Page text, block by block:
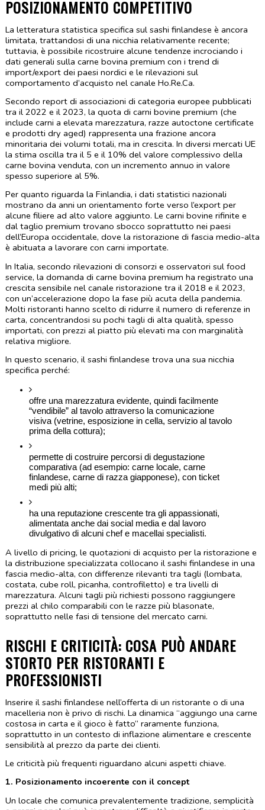
POSIZIONAMENTO COMPETITIVO
La letteratura statistica specifica sul sashi finlandese è ancora
limitata, trattandosi di una nicchia relativamente recente;
tuttavia, è possibile ricostruire alcune tendenze incrociando i
dati generali sulla carne bovina premium con i trend di
import/export dei paesi nordici e le rilevazioni sul
comportamento d’acquisto nel canale Ho.Re.Ca.
Secondo report di associazioni di categoria europee pubblicati
tra il 2022 e il 2023, la quota di carni bovine premium (che
include carni a elevata marezzatura, razze autoctone certificate
e prodotti dry aged) rappresenta una frazione ancora
minoritaria dei volumi totali, ma in crescita. In diversi mercati UE
la stima oscilla tra il 5 e il 10% del valore complessivo della
carne bovina venduta, con un incremento annuo in valore
spesso superiore al 5%.
Per quanto riguarda la Finlandia, i dati statistici nazionali
mostrano da anni un orientamento forte verso l’export per
alcune filiere ad alto valore aggiunto. Le carni bovine rifinite e
dal taglio premium trovano sbocco soprattutto nei paesi
dell’Europa occidentale, dove la ristorazione di fascia medio-alta
è abituata a lavorare con carni importate.
In Italia, secondo rilevazioni di consorzi e osservatori sul food
service, la domanda di carne bovina premium ha registrato una
crescita sensibile nel canale ristorazione tra il 2018 e il 2023,
con un’accelerazione dopo la fase più acuta della pandemia.
Molti ristoranti hanno scelto di ridurre il numero di referenze in
carta, concentrandosi su pochi tagli di alta qualità, spesso
importati, con prezzi al piatto più elevati ma con marginalità
relativa migliore.
In questo scenario, il sashi finlandese trova una sua nicchia
specifica perché:
offre una marezzatura evidente, quindi facilmente
“vendibile” al tavolo attraverso la comunicazione
visiva (vetrine, esposizione in cella, servizio al tavolo
prima della cottura);
permette di costruire percorsi di degustazione
comparativa (ad esempio: carne locale, carne
finlandese, carne di razza giapponese), con ticket
medi più alti;
ha una reputazione crescente tra gli appassionati,
alimentata anche dai social media e dal lavoro
divulgativo di alcuni chef e macellai specialisti.
A livello di pricing, le quotazioni di acquisto per la ristorazione e
la distribuzione specializzata collocano il sashi finlandese in una
fascia medio-alta, con differenze rilevanti tra tagli (lombata,
costata, cube roll, picanha, controfiletto) e tra livelli di
marezzatura. Alcuni tagli più richiesti possono raggiungere
prezzi al chilo comparabili con le razze più blasonate,
soprattutto nelle fasi di tensione del mercato carni.
RISCHI E CRITICITÀ: COSA PUÒ ANDARE
STORTO PER RISTORANTI E
PROFESSIONISTI
Inserire il sashi finlandese nell’offerta di un ristorante o di una
macelleria non è privo di rischi. La dinamica “aggiungo una carne
costosa in carta e il gioco è fatto” raramente funziona,
soprattutto in un contesto di inflazione alimentare e crescente
sensibilità al prezzo da parte dei clienti.
Le criticità più frequenti riguardano alcuni aspetti chiave.
1. Posizionamento incoerente con il concept
Un locale che comunica prevalentemente tradizione, semplicità